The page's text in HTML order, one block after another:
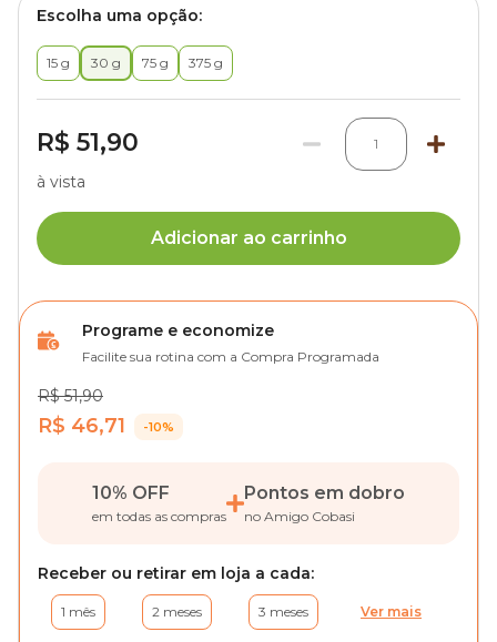
Escolha uma opção:
15 g 30 g 75 g 375 g
R$ 51,90 1
à vista
Adicionar ao carrinho
Programe e economize
Facilite sua rotina com a Compra Programada
R$ 51,90
R$ 46,71 -10%
10% OFF
em todas as compras
Pontos em dobro
no Amigo Cobasi
Receber ou retirar em loja a cada:
1 mês 2 meses 3 meses Ver mais